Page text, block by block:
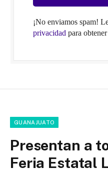
¡No enviamos spam!
privacidad para
GUANAJUATO
Presentan a
Feria Estatal